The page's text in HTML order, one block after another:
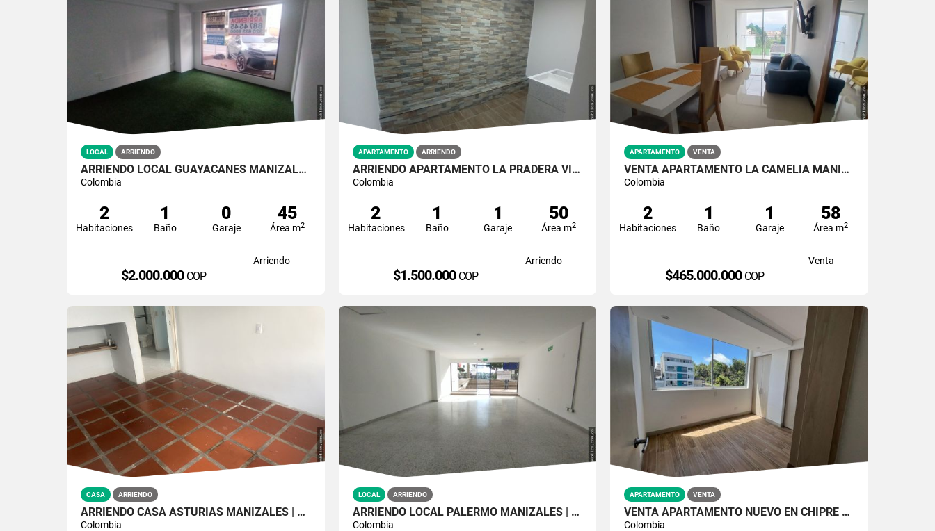
LOCAL ARRIENDO
ARRIENDO LOCAL GUAYACANES MANIZALES | 45MTS2
Colombia
2
Habitaciones
1
Baño
0
Garaje
45
Área m2
Arriendo
$2.000.000 COP
APARTAMENTO ARRIENDO
ARRIENDO APARTAMENTO LA PRADERA VILLAMARIA | NUEVO
Colombia
2
Habitaciones
1
Baño
1
Garaje
50
Área m2
Arriendo
$1.500.000 COP
APARTAMENTO VENTA
VENTA APARTAMENTO LA CAMELIA MANIZALES | BALCON
Colombia
2
Habitaciones
1
Baño
1
Garaje
58
Área m2
Venta
$465.000.000 COP
CASA ARRIENDO
ARRIENDO CASA ASTURIAS MANIZALES | 3 ALCOBAS
Colombia
LOCAL ARRIENDO
ARRIENDO LOCAL PALERMO MANIZALES | 70MTS2
Colombia
APARTAMENTO VENTA
VENTA APARTAMENTO NUEVO EN CHIPRE MANIZALES | APTOS PARA ESTRENAR
Colombia